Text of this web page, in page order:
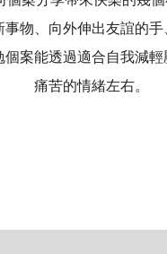
事物、向外伸出友誼的
個案能透過適合自我減
痛苦的情緒左右。